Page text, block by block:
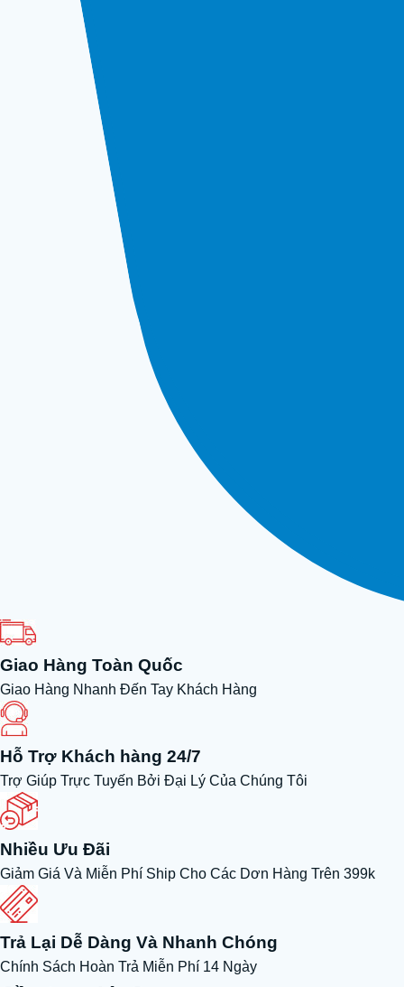
Giao Hàng Toàn Quốc
Giao Hàng Nhanh Đến Tay Khách Hàng
Hỗ Trợ Khách hàng 24/7
Trợ Giúp Trực Tuyến Bởi Đại Lý Của Chúng Tôi
Nhiều Ưu Đãi
Giảm Giá Và Miễn Phí Ship Cho Các Dơn Hàng Trên 399k
Trả Lại Dễ Dàng Và Nhanh Chóng
Chính Sách Hoàn Trả Miễn Phí 14 Ngày